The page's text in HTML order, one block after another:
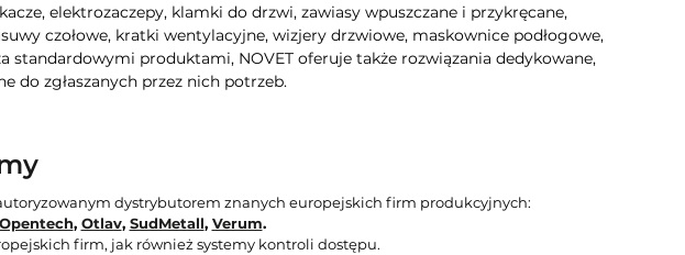
elektrozaczepy, klamki do drzwi, zawiasy wpuszczane i przykręcane,
czołowe, kratki wentylacyjne, wizjery drzwiowe, maskownice podłogowe,
produktami, NOVET oferuje także rozwiązania dedykowane,
zgłaszanych przez nich potrzeb.
dystrybutorem znanych europejskich firm produkcyjnych:
Opentech, Otlav, SudMetall, Verum.
firm, jak również systemy kontroli dostępu.